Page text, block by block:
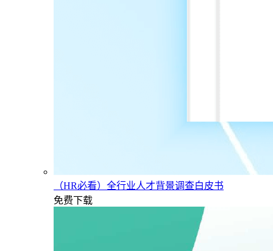
（HR必看）全行业人才背景调查白皮书
免费下载